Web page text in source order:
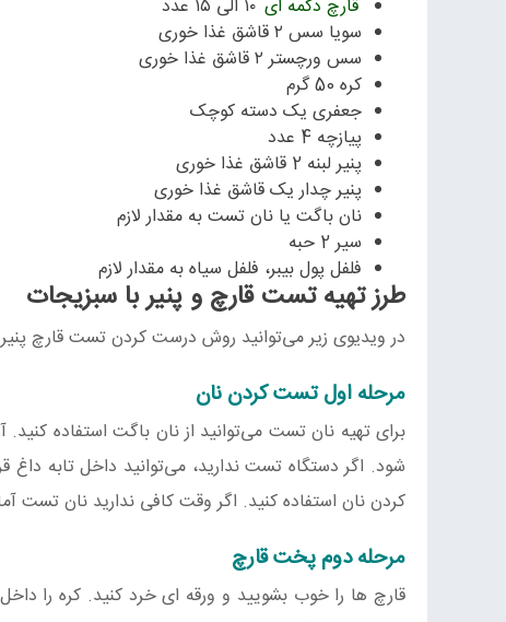
قارچ دکمه ای
سویا سس ۲ قاشق غذا خوری
سس ورچستر ۲ قاشق غذا خوری
کره 50 گرم
جعفری یک دسته کوچک
پیازچه 4 عدد
پنیر لبنه 2 قاشق غذا خوری
پنیر چدار یک قاشق غذا خوری
نان باگت یا نان تست به مقدار لازم
سیر 2 حبه
فلفل پول بیبر، فلفل سیاه به مقدار لازم
طرز تهیه تست قارچ و پنیر با سبزیجات
در ویدیوی زیر می‌توانید روش درست کردن تست قارچ
مرحله اول تست کردن نان
شود. اگر دستگاه تست ندارید، می‌توانید داخل تابه
کردن نان استفاده کنید. اگر وقت کافی ندارید نان تست
مرحله دوم پخت قارچ
قارچ ها را خوب بشویید و ورقه ای خرد کنید. کره را